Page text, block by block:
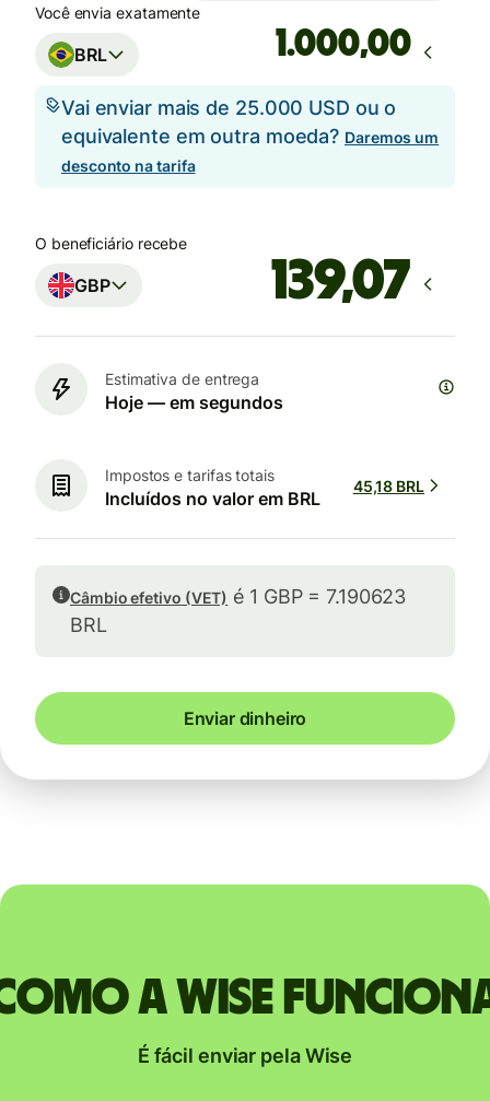
Você envia exatamente
BRL ,00
Vai enviar mais de 25.000 USD ou o
equivalente em outra moeda? Daremos um
desconto na tarifa
O beneficiário recebe
GBP
Estimativa de entrega
Hoje — em segundos
Impostos e tarifas totais
Incluídos no valor em BRL
45,18 BRL
Câmbio efetivo (VET) é 1 GBP = 7.190623
BRL
Enviar dinheiro
a Wise
É fácil enviar pela Wise